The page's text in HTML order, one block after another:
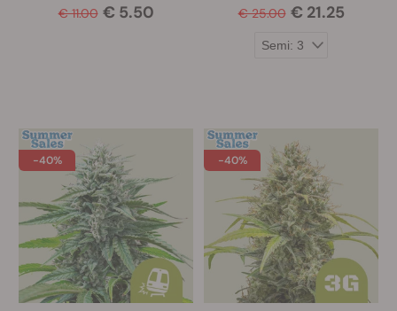
€ 11.00 € 5.50 € 25.00 € 21.25
-40% -40%